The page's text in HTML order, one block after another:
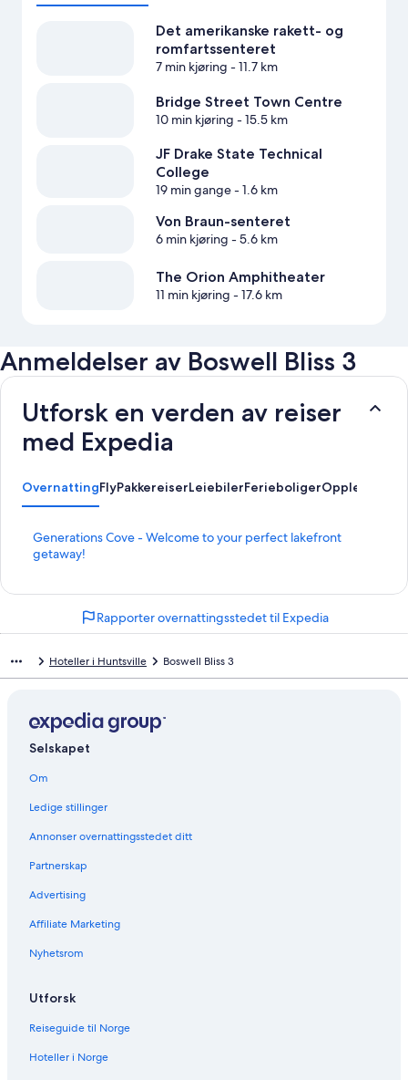
Det amerikanske rakett- og
romfartssenteret
7 min kjøring - 11.7 km
Bridge Street Town Centre
10 min kjøring - 15.5 km
JF Drake State Technical
College
19 min gange- 1.6 km
Von Braun-senteret
6 min kjøring - 5.6 km
The Orion Amphitheater
11 min kjøring - 17.6 km
Anmeldelser av Boswell Bliss 3
Utforsk en verden av reiser
med Expedia
OvernattingFlyPakkereiserLeiebilerFerieboligerOpplevelser
Generations Cove - Welcome to your perfect lakefront
getaway!
L
i
m
p
n
r
d
e
n
s
i
e
:
e
n
e
a
i
n
Rapporter overnattingsstedet til Expedia
Hoteller i Huntsville Boswell Bliss 3
Selskapet
Om
Ledige stillinger
Annonser overnattingsstedet ditt
Partnerskap
Advertising
Affiliate Marketing
Nyhetsrom
Utforsk
Reiseguide til Norge
Hoteller i Norge